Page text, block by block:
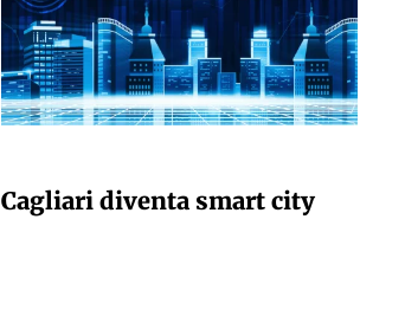
Cagliari diventa smart city